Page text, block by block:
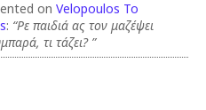
on Velopoulos To
: “Ρε παιδιά ας τον μαζέψει
τι τάζει? ”